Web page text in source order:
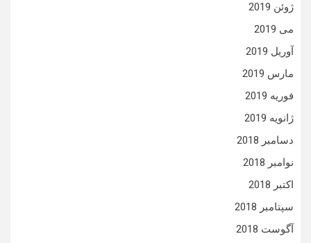
ژوئن 2019
می 2019
آوریل 2019
مارس 2019
فوریه 2019
ژانویه 2019
دسامبر 2018
نوامبر 2018
اکتبر 2018
سپتامبر 2018
آگوست 2018